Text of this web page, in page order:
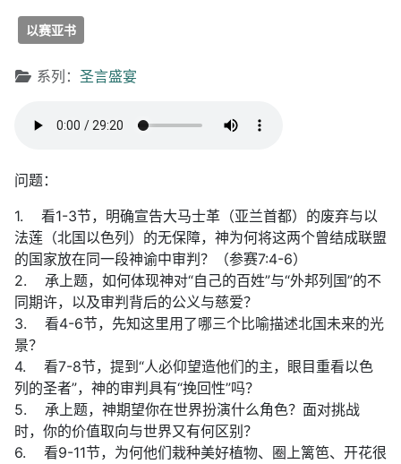
以赛亚书
文章信息
系列： 圣言盛宴
问题：
1. 看1-3节，明确宣告大马士革（亚兰首都）的废弃与以
法莲（北国以色列）的无保障，神为何将这两个曾结成联盟
的国家放在同一段神谕中审判？（参赛7:4-6）
2. 承上题，如何体现神对“自己的百姓”与“外邦列国”的不
同期许，以及审判背后的公义与慈爱？
3. 看4-6节，先知这里用了哪三个比喻描述北国未来的光
景？
4. 看7-8节，提到“人必仰望造他们的主，眼目重看以色
列的圣者”，神的审判具有“挽回性”吗？
5. 承上题，神期望你在世界扮演什么角色？面对挑战
时，你的价值取向与世界又有何区别？
6. 看9-11节，为何他们栽种美好植物、圈上篱笆、开花很